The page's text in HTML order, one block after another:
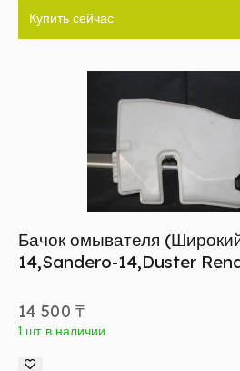
Купить сейчас
Бачок омывателя
14,Sandero-14,Duster
14 500 ₸
1 шт в наличии